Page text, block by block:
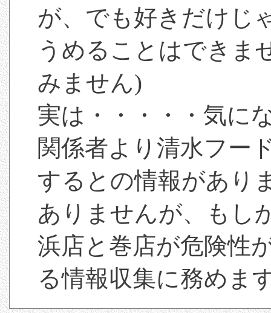
が、でも好きだけじ
うめることはできま
みません)
実は・・・・・気に
関係者より清水フー
するとの情報があり
ありませんが、もし
浜店と巻店が危険性
る情報収集に務めま